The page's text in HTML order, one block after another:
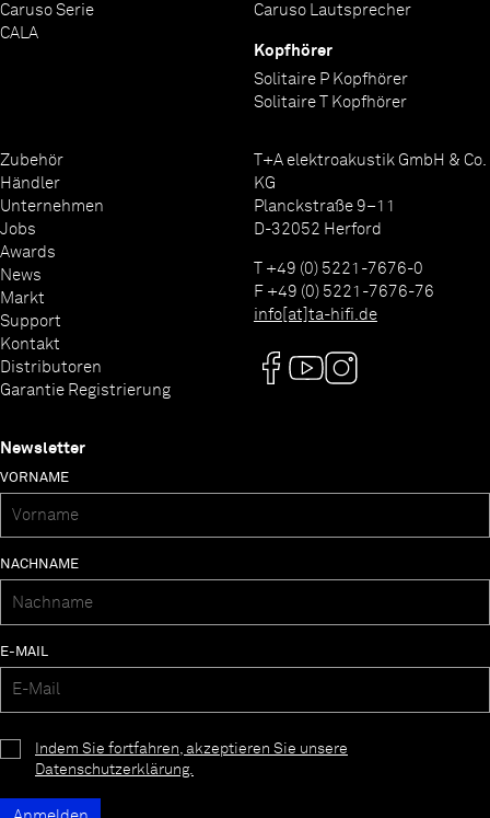
Caruso Serie
CALA
Caruso Lautsprecher
Kopfhörer
Solitaire P Kopfhörer
Solitaire T Kopfhörer
Zubehör
Händler
Unternehmen
Jobs
Awards
News
Markt
Support
Kontakt
Distributoren
Garantie Registrierung
T+A elektroakustik GmbH & Co.
KG
Planckstraße 9–11
D-32052 Herford
T +49 (0) 5221-7676-0
F +49 (0) 5221-7676-76
info[at]ta-hifi.de
Newsletter
VORNAME
NACHNAME
E-MAIL
Indem Sie fortfahren, akzeptieren Sie unsere
Datenschutzerklärung.